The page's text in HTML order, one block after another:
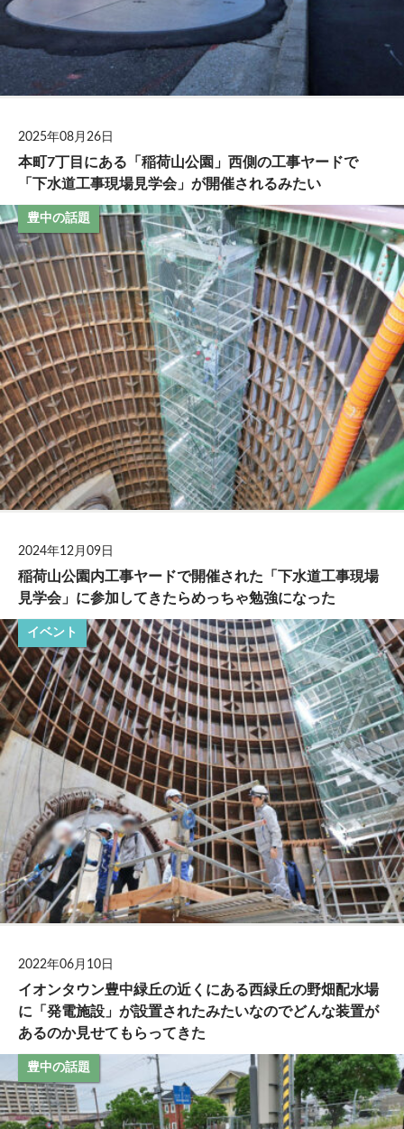
2025年08月26日
本町7丁目にある「稲荷山公園」西側の工事ヤードで
「下水道工事現場見学会」が開催されるみたい
豊中の話題
2024年12月09日
稲荷山公園内工事ヤードで開催された「下水道工事現場
見学会」に参加してきたらめっちゃ勉強になった
イベント
2022年06月10日
イオンタウン豊中緑丘の近くにある西緑丘の野畑配水場
に「発電施設」が設置されたみたいなのでどんな装置が
あるのか見せてもらってきた
豊中の話題